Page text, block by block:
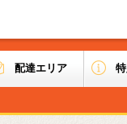
配達エリア